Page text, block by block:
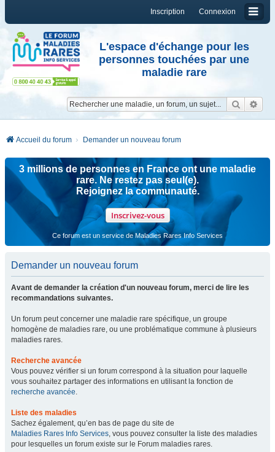
Connexion
Inscription
L'espace d'échange pour les
personnes touchées par une
maladie rare
Accueil du forum Demander un nouveau forum
3 millions de personnes en France ont une maladie
rare. Ne restez pas seul(e).
Rejoignez la communauté.
Inscrivez-vous
Ce forum est un service de Maladies Rares Info Services
Demander un nouveau forum
Avant de demander la création d'un nouveau forum, merci de lire les
recommandations suivantes.
Un forum peut concerner une maladie rare spécifique, un groupe
homogène de maladies rare, ou une problématique commune à plusieurs
maladies rares.
Recherche avancée
Vous pouvez vérifier si un forum correspond à la situation pour laquelle
vous souhaitez partager des informations en utilisant la fonction de
recherche avancée.
Liste des maladies
Sachez également, qu’en bas de page du site de
Maladies Rares Info Services, vous pouvez consulter la liste des maladies
pour lesquelles un forum existe sur le Forum maladies rares.